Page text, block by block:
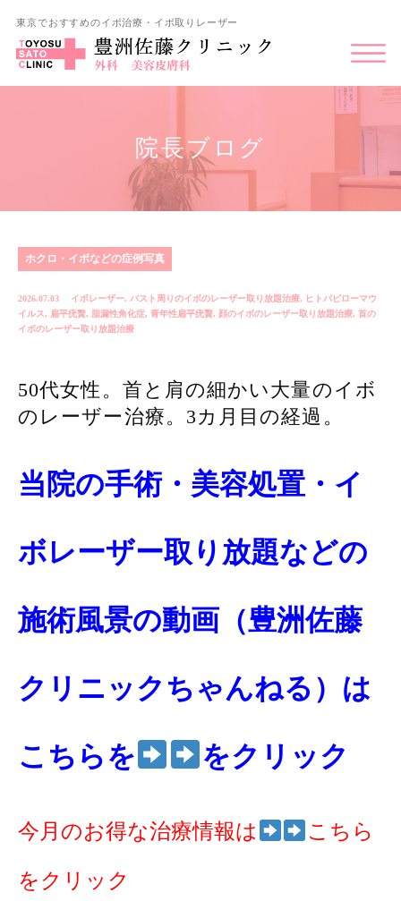
東京でおすすめのイボ治療・イボ取りレーザー
院長ブログ
ホクロ・イボなどの症例写真
2026.07.03 イボレーザー, バスト周りのイボのレーザー取り放題治療,
ヒトパピローマウ
イルス, 扁平疣贅, 脂漏性角化症, 青年性扁平疣贅, 顔のイボのレーザー取り放題治療, 首の
イボのレーザー取り放題治療
50代女性。首と肩の細かい大量のイボ
のレーザー治療。3カ月目の経過。
当院の手術・美容処置・イ
ボレーザー取り放題などの
施術風景の動画（豊洲佐藤
クリニックちゃんねる）は
こちらを をクリック
今月のお得な治療情報は こちら
をクリック